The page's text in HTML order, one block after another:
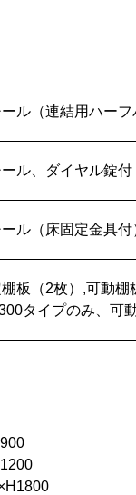
ル（連結用ハーフ
ール、ダイヤル錠付
ル（床固定金具付
棚板（2枚）,可動
タイプのみ、可